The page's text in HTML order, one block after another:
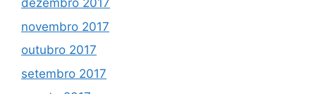
dezembro 2017
novembro 2017
outubro 2017
setembro 2017